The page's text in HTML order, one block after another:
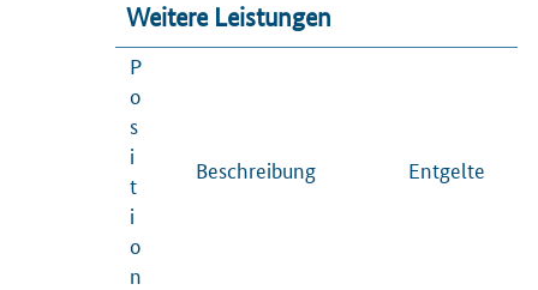
Weitere Leistungen
P
o
s
i
t
i
o
n
Beschreibung Entgelte